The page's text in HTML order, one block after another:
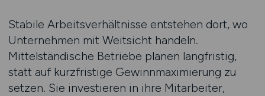
Stabile Arbeitsverhältnisse entstehen dort, wo
Unternehmen mit Weitsicht handeln.
Mittelständische Betriebe planen langfristig,
statt auf kurzfristige Gewinnmaximierung zu
setzen. Sie investieren in ihre Mitarbeiter,